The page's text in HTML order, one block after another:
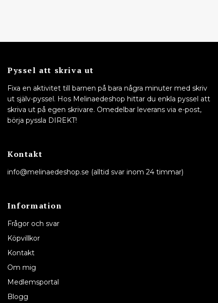
Pyssel att skriva ut
Fixa en aktivitet till barnen på bara några minuter med skriv
ut själv-pyssel. Hos Melinaedeshop hittar du enkla pyssel att
skriva ut på egen skrivare. Omedelbar leverans via e-post,
börja pyssla DIREKT!
Kontakt
info@melinaedeshop.se (alltid svar inom 24 timmar)
Information
Frågor och svar
Köpvillkor
Kontakt
Om mig
Medlemsportal
Blogg